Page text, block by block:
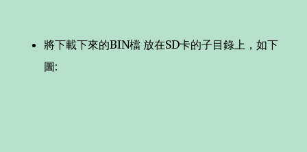
將下載下來的BIN檔 放在SD卡的子目錄上，如下
圖: